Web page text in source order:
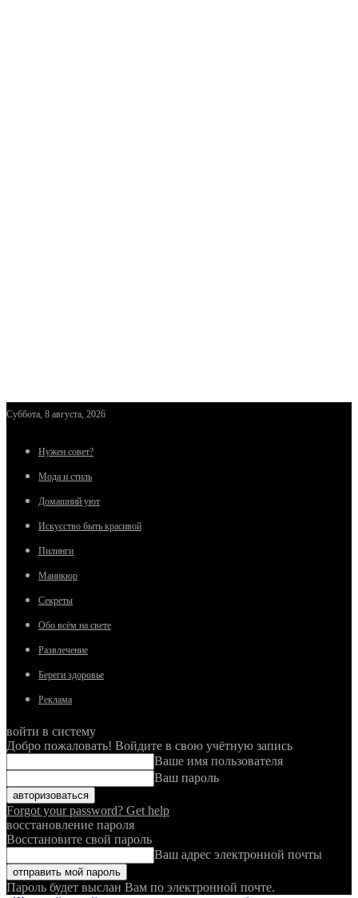
Суббота, 8 августа, 2026
Нужен совет?
Мода и стиль
Домашний уют
Искусство быть красивой
Пилинги
Маникюр
Секреты
Обо всём на свете
Развлечение
Береги здоровье
Реклама
войти в систему
Добро пожаловать! Войдите в свою учётную запись
Ваше имя пользователя
Ваш пароль
Forgot your password? Get help
восстановление пароля
Восстановите свой пароль
Ваш адрес электронной почты
Пароль будет выслан Вам по электронной почте.